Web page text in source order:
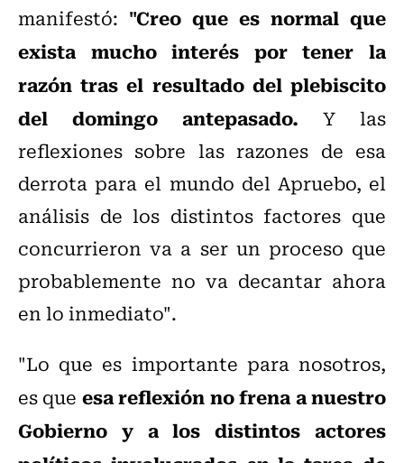
manifestó: "Creo que es normal que
exista mucho interés por tener la
razón tras el resultado del plebiscito
del domingo antepasado. Y las
reflexiones sobre las razones de esa
derrota para el mundo del Apruebo, el
análisis de los distintos factores que
concurrieron va a ser un proceso que
probablemente no va decantar ahora
en lo inmediato".
"Lo que es importante para nosotros,
es que esa reflexión no frena a nuestro
Gobierno y a los distintos actores